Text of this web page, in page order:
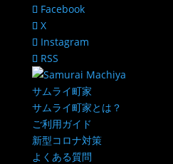
Facebook
X
Instagram
RSS
サムライ町家
サムライ町家とは？
ご利用ガイド
新型コロナ対策
よくある質問